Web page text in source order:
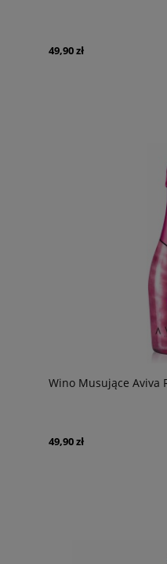
49,90 zł
Wino Musujące Aviva
49,90 zł